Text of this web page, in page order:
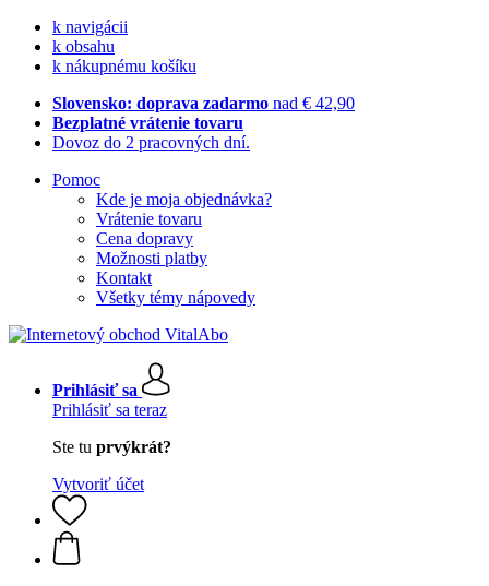
k navigácii
k obsahu
k nákupnému košíku
Slovensko: doprava zadarmo nad € 42,90
Bezplatné vrátenie tovaru
Dovoz do 2 pracovných dní.
Pomoc
Kde je moja objednávka?
Vrátenie tovaru
Cena dopravy
Možnosti platby
Kontakt
Všetky témy nápovedy
Prihlásiť sa
Prihlásiť sa teraz
Ste tu prvýkrát?
Vytvoriť účet